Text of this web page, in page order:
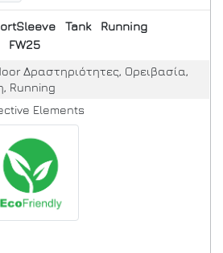
Tank
Running
FW25
Δραστηριότητες, Ορειβασία,
Running
Elements